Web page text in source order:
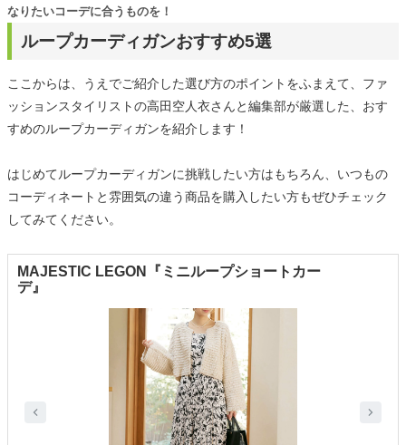
ループカーディガンおすすめ5選
なりたいコーデに合うものを！
ここからは、うえでご紹介した選び方のポイントをふまえて、ファ
ッションスタイリストの高田空人衣さんと編集部が厳選した、おす
すめのループカーディガンを紹介します！
はじめてループカーディガンに挑戦したい方はもちろん、いつもの
コーディネートと雰囲気の違う商品を購入したい方もぜひチェック
してみてください。
MAJESTIC LEGON『ミニループショートカー
デ』